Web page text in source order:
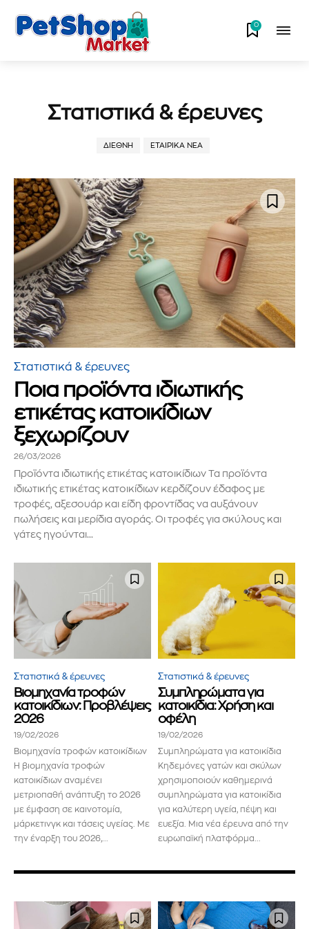
0
Στατιστικά & έρευνες
ΔΙΕΘΝΉ ΕΤΑΙΡΙΚΆ ΝΈΑ
Στατιστικά & έρευνες
Ποια προϊόντα ιδιωτικής
ετικέτας κατοικίδιων
ξεχωρίζουν
26/03/2026
Προϊόντα ιδιωτικής ετικέτας κατοικίδιων Τα προϊόντα
ιδιωτικής ετικέτας κατοικίδιων κερδίζουν έδαφος με
τροφές, αξεσουάρ και είδη φροντίδας να αυξάνουν
πωλήσεις και μερίδια αγοράς. Οι τροφές για σκύλους και
γάτες ηγούνται...
Στατιστικά & έρευνες
Βιομηχανία τροφών
κατοικίδιων: Προβλέψεις
2026
19/02/2026
Βιομηχανία τροφών κατοικίδιων
Η βιομηχανία τροφών
κατοικίδιων αναμένει
μετριοπαθή ανάπτυξη το 2026
με έμφαση σε καινοτομία,
μάρκετινγκ και τάσεις υγείας. Με
την έναρξη του 2026,...
Στατιστικά & έρευνες
Συμπληρώματα για
κατοικίδια: Χρήση και
οφέλη
19/02/2026
Συμπληρώματα για κατοικίδια
Κηδεμόνες γατών και σκύλων
χρησιμοποιούν καθημερινά
συμπληρώματα για κατοικίδια
για καλύτερη υγεία, πέψη και
ευεξία. Μια νέα έρευνα από την
ευρωπαϊκή πλατφόρμα...